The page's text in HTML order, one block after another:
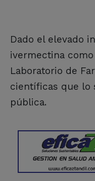
Dado el elevado
ivermectina
Laboratorio de
científicas que lo
pública.